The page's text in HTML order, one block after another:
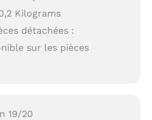
Kilograms
détachées :
sur les pièces
19/20